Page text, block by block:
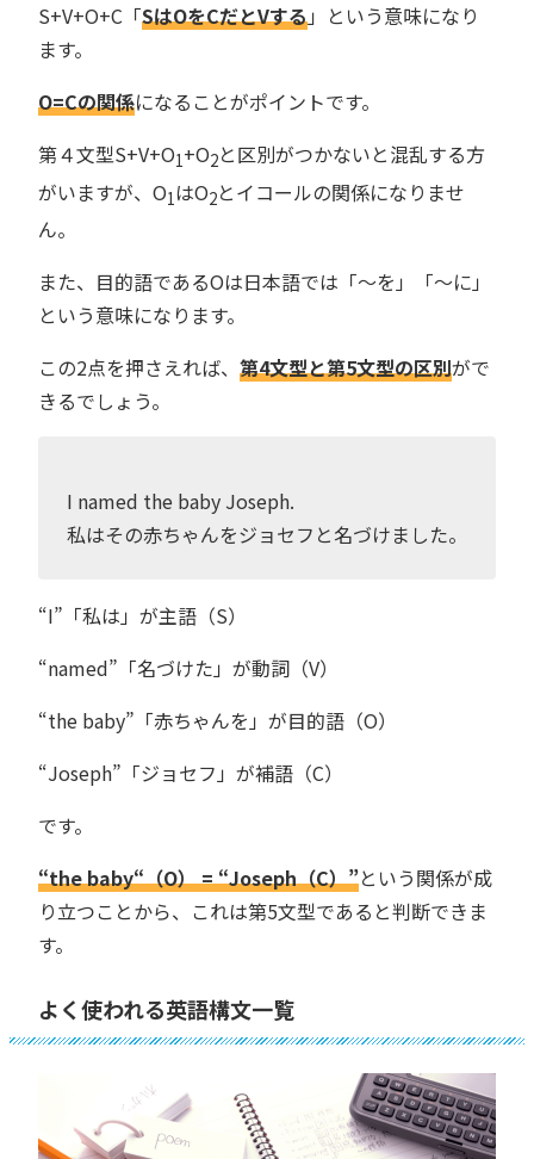
S+V+O+C「SはOをCだとVする」という意味になり
ます。
O=Cの関係になることがポイントです。
第４文型S+V+O1+O2と区別がつかないと混乱する方
がいますが、O1はO2とイコールの関係になりませ
ん。
また、目的語であるOは日本語では「〜を」「〜に」
という意味になります。
この2点を押さえれば、 第4文型と第5文型の区別がで
きるでしょう。
I named the baby Joseph.
私はその赤ちゃんをジョセフと名づけました。
“I”「私は」が主語（S）
“named”「名づけた」が動詞（V）
“the baby”「赤ちゃんを」が目的語（O）
“Joseph”「ジョセフ」が補語（C）
です。
“the baby“（O） = “Joseph（C）”という関係が成
り立つことから、これは第5文型であると判断できま
す。
よく使われる英語構文一覧